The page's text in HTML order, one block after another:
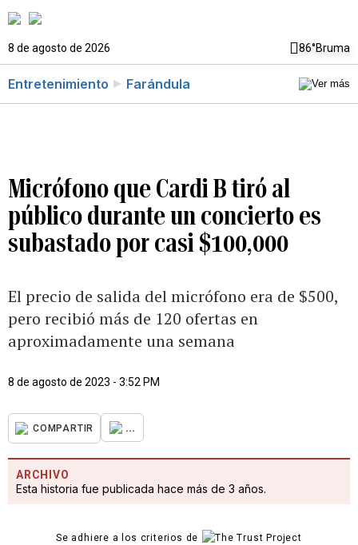
8 de agosto de 2026 86°Bruma
Entretenimiento Farándula
Micrófono que Cardi B tiró al
público durante un concierto es
subastado por casi $100,000
El precio de salida del micrófono era de $500,
pero recibió más de 120 ofertas en
aproximadamente una semana
8 de agosto de 2023 - 3:52 PM
COMPARTIR ...
ARCHIVO
Esta historia fue publicada hace más de 3 años.
Se adhiere a los criterios de